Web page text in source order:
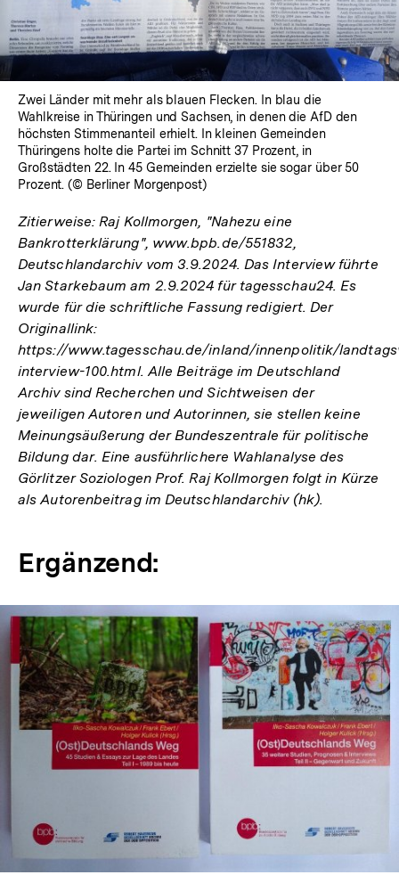
Zwei Länder mit mehr als blauen Flecken. In blau die
Wahlkreise in Thüringen und Sachsen, in denen die AfD den
höchsten Stimmenanteil erhielt. In kleinen Gemeinden
Thüringens holte die Partei im Schnitt 37 Prozent, in
Großstädten 22. In 45 Gemeinden erzielte sie sogar über 50
Prozent. (© Berliner Morgenpost)
Zitierweise: Raj Kollmorgen, "Nahezu eine
Bankrotterklärung", www.bpb.de/551832,
Deutschlandarchiv vom 3.9.2024. Das Interview führte
Jan Starkebaum am 2.9.2024 für tagesschau24. Es
wurde für die schriftliche Fassung redigiert. Der
Originallink:
https://www.tagesschau.de/inland/innenpolitik/
interview-100.html. Alle Beiträge im Deutschland
Archiv sind Recherchen und Sichtweisen der
jeweiligen Autoren und Autorinnen, sie stellen keine
Meinungsäußerung der Bundeszentrale für politische
Bildung dar. Eine ausführlichere Wahlanalyse des
Görlitzer Soziologen Prof. Raj Kollmorgen folgt in Kürze
als Autorenbeitrag im Deutschlandarchiv (hk).
Ergänzend:
Lightbox